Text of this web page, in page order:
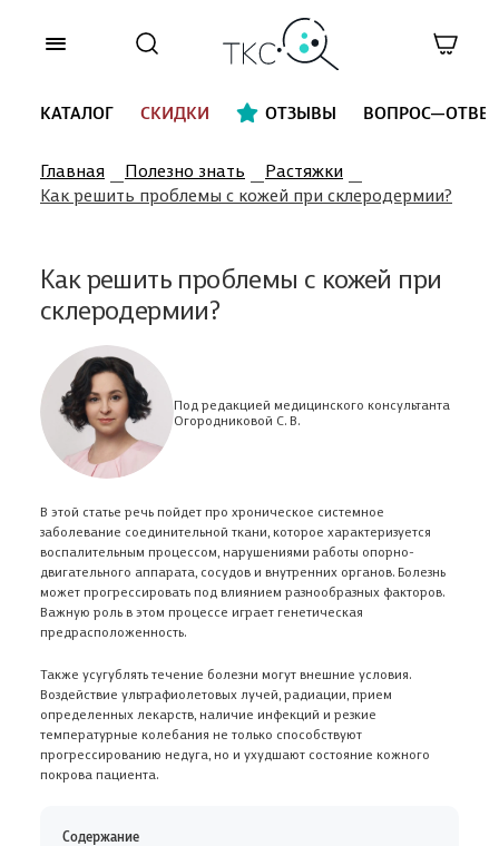
КАТАЛОГ СКИДКИ ОТЗЫВЫ ВОПРОС—ОТВЕТ
Главная Полезно знать
Растяжки
Как решить проблемы с кожей при склеродермии?
Как решить проблемы с кожей при
склеродермии?
Под редакцией медицинского консультанта
Огородниковой С. В.
В этой статье речь пойдет про хроническое системное
заболевание соединительной ткани, которое характеризуется
воспалительным процессом, нарушениями работы опорно-
двигательного аппарата, сосудов и внутренних органов. Болезнь
может прогрессировать под влиянием разнообразных факторов.
Важную роль в этом процессе играет генетическая
предрасположенность.
Также усугублять течение болезни могут внешние условия.
Воздействие ультрафиолетовых лучей, радиации, прием
определенных лекарств, наличие инфекций и резкие
температурные колебания не только способствуют
прогрессированию недуга, но и ухудшают состояние кожного
покрова пациента.
Содержание